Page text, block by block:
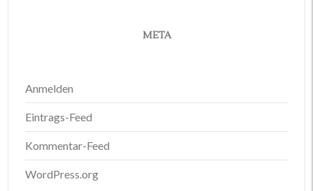
META
Anmelden
Eintrags-Feed
Kommentar-Feed
WordPress.org